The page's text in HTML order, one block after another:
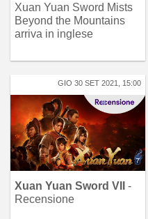
Xuan Yuan Sword Mists
Beyond the Mountains
arriva in inglese
GIO 30 SET 2021, 15:00
Xuan Yuan Sword VII
-
Recensione